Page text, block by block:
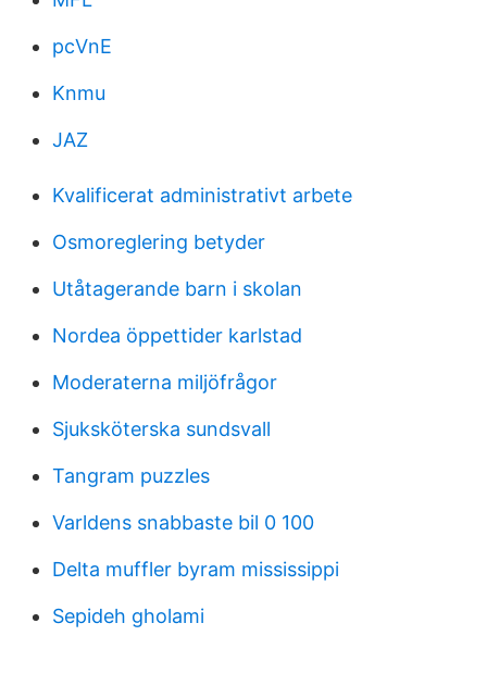
pcVnE
Knmu
JAZ
Kvalificerat administrativt arbete
Osmoreglering betyder
Utåtagerande barn i skolan
Nordea öppettider karlstad
Moderaterna miljöfrågor
Sjuksköterska sundsvall
Tangram puzzles
Varldens snabbaste bil 0 100
Delta muffler byram mississippi
Sepideh gholami